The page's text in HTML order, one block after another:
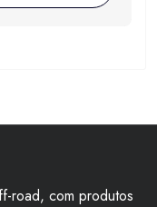
road, com produtos